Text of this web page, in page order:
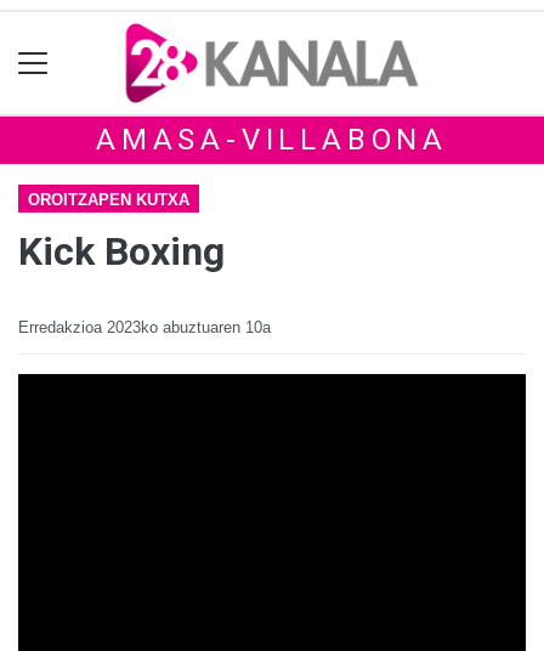
AMASA-VILLABONA
OROITZAPEN KUTXA
Kick Boxing
Erredakzioa 2023ko abuztuaren 10a